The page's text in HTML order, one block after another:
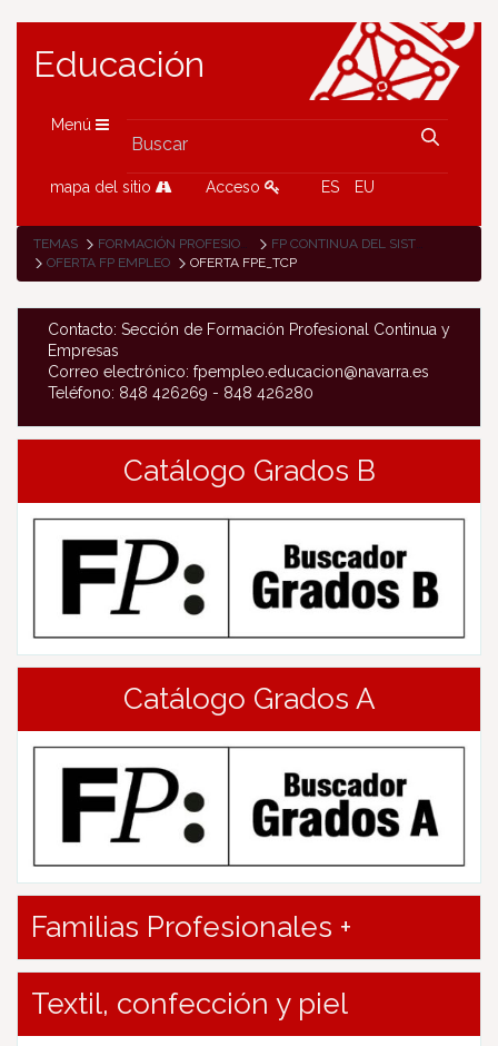
Educación
Menú
mapa del sitio Acceso ES EU
TEMAS FORMACIÓN PROFESIONAL
FP CONTINUA DEL SISTEMA DE FP
OFERTA FP EMPLEO
OFERTA FPE_TCP
Contacto: Sección de Formación Profesional Continua y
Empresas
Correo electrónico: fpempleo.educacion@navarra.es
Teléfono: 848 426269 - 848 426280
Catálogo Grados B
Catálogo Grados A
Familias Profesionales +
Textil, confección y piel